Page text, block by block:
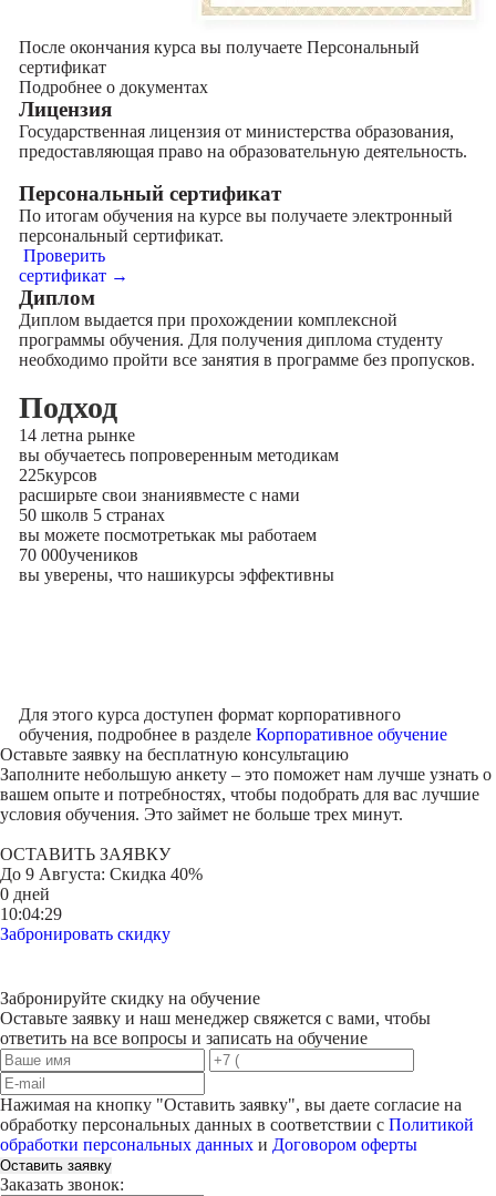
После окончания курса вы получаете Персональный
сертификат
Подробнее о документах
Лицензия
Государственная лицензия от министерства образования,
предоставляющая право на образовательную деятельность.
Персональный сертификат
По итогам обучения на курсе вы получаете электронный
персональный сертификат.
Проверить
сертификат →
Диплом
Диплом выдается при прохождении комплексной
программы обучения. Для получения диплома студенту
необходимо пройти все занятия в программе без пропусков.
Подход
14 летна рынке
вы обучаетесь попроверенным методикам
225курсов
расширьте свои знаниявместе с нами
50 школв 5 странах
вы можете посмотретькак мы работаем
70 000учеников
вы уверены, что нашикурсы эффективны
Для этого курса доступен формат корпоративного
обучения, подробнее в разделе Корпоративное обучение
Оставьте заявку на бесплатную консультацию
Заполните небольшую анкету – это поможет нам лучше узнать о
вашем опыте и потребностях, чтобы подобрать для вас лучшие
условия обучения. Это займет не больше трех минут.
ОСТАВИТЬ ЗАЯВКУ
До 9 Августа: Скидка 40%
0 дней
10:04:29
Забронировать скидку
Забронируйте скидку на обучение
Оставьте заявку и наш менеджер свяжется с вами, чтобы
ответить на все вопросы и записать на обучение
Нажимая на кнопку "Оставить заявку", вы даете согласие на
обработку персональных данных в соответствии с Политикой
обработки персональных данных и Договором оферты
Оставить заявку
Заказать звонок: